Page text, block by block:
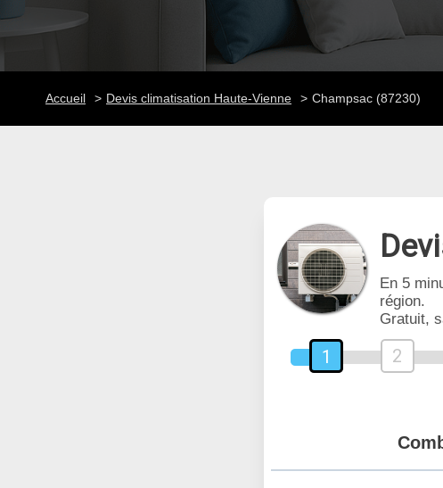
Accueil Devis climatisation Haute-Vienne Champsac (87230)
En 5
région.
Gratuit,
1 2